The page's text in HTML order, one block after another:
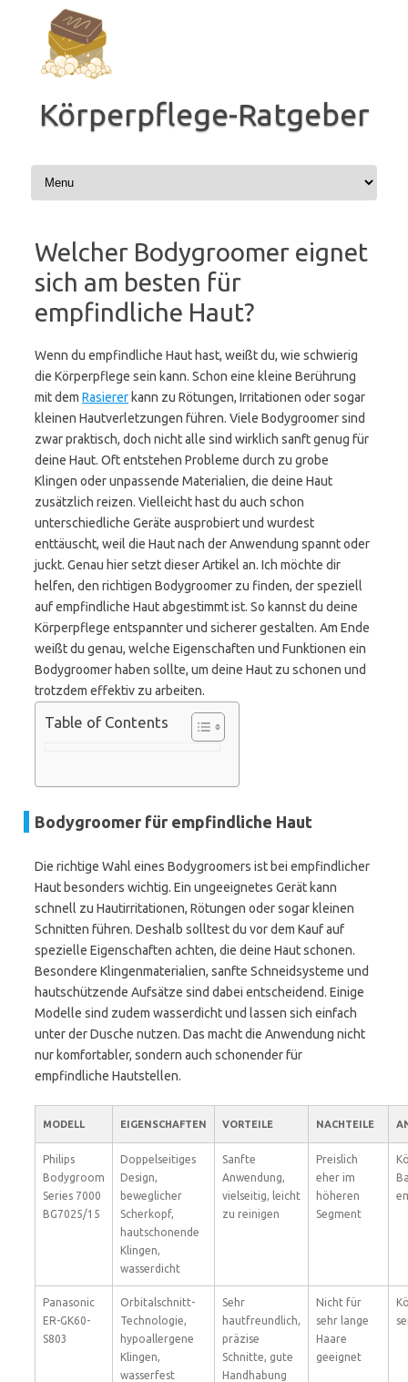
Inhalt
springen
Körperpflege-Ratgeber
Welcher Bodygroomer eignet
sich am besten für
empfindliche Haut?
Wenn du empfindliche Haut hast, weißt du, wie schwierig
die Körperpflege sein kann. Schon eine kleine Berührung
mit dem Rasierer kann zu Rötungen, Irritationen oder sogar
kleinen Hautverletzungen führen. Viele Bodygroomer sind
zwar praktisch, doch nicht alle sind wirklich sanft genug für
deine Haut. Oft entstehen Probleme durch zu grobe
Klingen oder unpassende Materialien, die deine Haut
zusätzlich reizen. Vielleicht hast du auch schon
unterschiedliche Geräte ausprobiert und wurdest
enttäuscht, weil die Haut nach der Anwendung spannt oder
juckt. Genau hier setzt dieser Artikel an. Ich möchte dir
helfen, den richtigen Bodygroomer zu finden, der speziell
auf empfindliche Haut abgestimmt ist. So kannst du deine
Körperpflege entspannter und sicherer gestalten. Am Ende
weißt du genau, welche Eigenschaften und Funktionen ein
Bodygroomer haben sollte, um deine Haut zu schonen und
trotzdem effektiv zu arbeiten.
Table of Contents
Bodygroomer für empfindliche Haut
Die richtige Wahl eines Bodygroomers ist bei empfindlicher
Haut besonders wichtig. Ein ungeeignetes Gerät kann
schnell zu Hautirritationen, Rötungen oder sogar kleinen
Schnitten führen. Deshalb solltest du vor dem Kauf auf
spezielle Eigenschaften achten, die deine Haut schonen.
Besondere Klingenmaterialien, sanfte Schneidsysteme und
hautschützende Aufsätze sind dabei entscheidend. Einige
Modelle sind zudem wasserdicht und lassen sich einfach
unter der Dusche nutzen. Das macht die Anwendung nicht
nur komfortabler, sondern auch schonender für
empfindliche Hautstellen.
MODELL EIGENSCHAFTEN VORTEILE NACHTEILE
Philips
Bodygroom
Series 7000
BG7025/15
Doppelseitiges
Design,
beweglicher
Scherkopf,
hautschonende
Klingen,
wasserdicht
Sanfte
Anwendung,
vielseitig, leicht
zu reinigen
Preislich
eher im
höheren
Segment
Panasonic
ER-GK60-
S803
Orbitalschnitt-
Technologie,
hypoallergene
Klingen,
wasserfest
Sehr
hautfreundlich,
präzise
Schnitte, gute
Handhabung
Nicht für
sehr lange
Haare
geeignet